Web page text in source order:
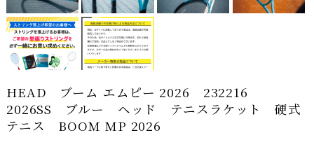
HEAD ブーム エムピー 2026 232216
2026SS ブルー ヘッド テニスラケット 硬式
テニス BOOM MP 2026